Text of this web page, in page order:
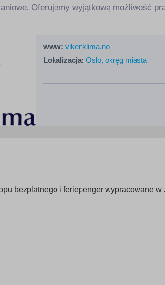
Oferujemy wyjątkową możliwość
www: vikenklima.no
Lokalizacja: Oslo, okręg miasta
bezplatnego i feriepenger wypracowane w